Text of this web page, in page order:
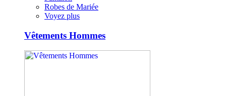
Robes de Mariée
Voyez plus
Vêtements Hommes